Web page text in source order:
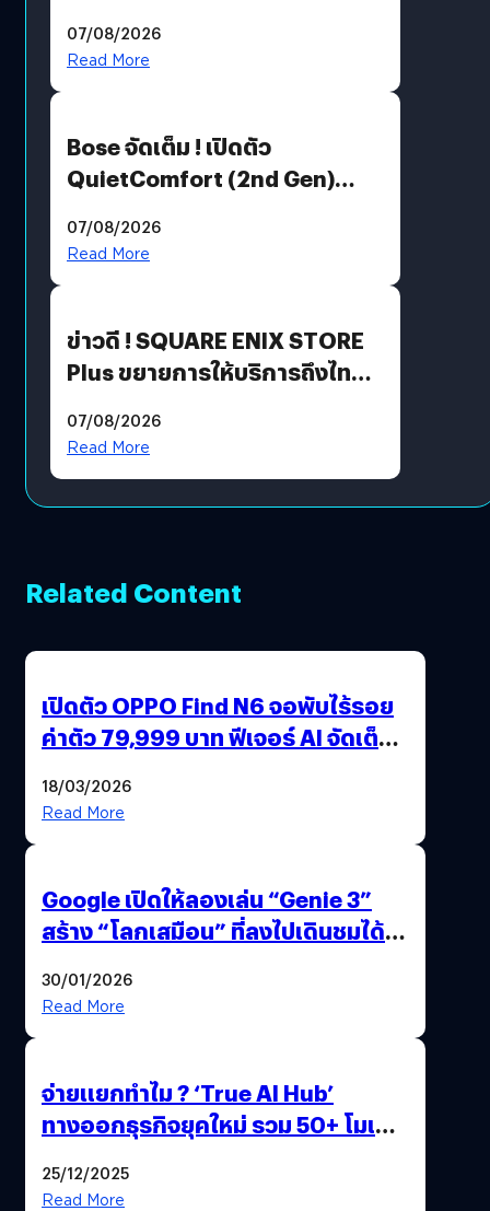
มีภาษาไทยด้วย
07/08/2026
Read More
Bose จัดเต็ม ! เปิดตัว
QuietComfort (2nd Gen)
07/08/2026
Read More
ข่าวดี ! SQUARE ENIX STORE
Plus ขยายการให้บริการถึงไทย
โดยตรง
07/08/2026
Read More
Related Content
เปิดตัว OPPO Find N6 จอพับไร้รอย
ค่าตัว 79,999 บาท ฟีเจอร์ AI จัดเต็ม
18/03/2026
Read More
Google เปิดให้ลองเล่น “Genie 3”
สร้าง “โลกเสมือน” ที่ลงไปเดินชมได้
30/01/2026
Read More
จ่ายแยกทำไม ? ‘True AI Hub’
ทางออกธุรกิจยุคใหม่ รวม 50+ โมเดล
25/12/2025
Read More